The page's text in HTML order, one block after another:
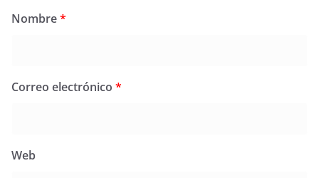
Nombre*
Correo electrónico *
Web